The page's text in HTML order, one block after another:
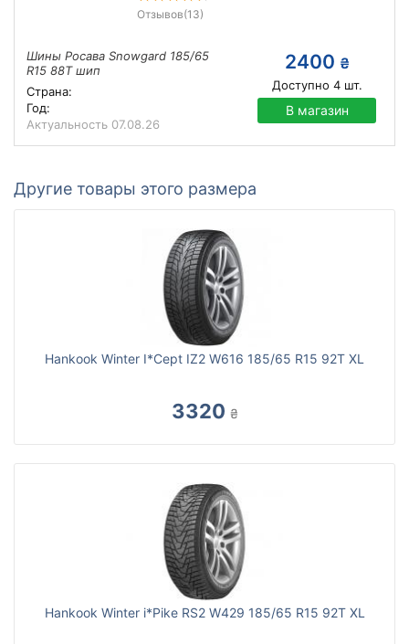
Отзывов(13)
Шины Росава Snowgard 185/65
R15 88T шип
Страна:
Год:
Актуальность 07.08.26
2400 ₴
Доступно 4шт.
В магазин
Другие товары этого размера
Hankook Winter I*Cept IZ2 W616 185/65 R15 92T XL
3320 ₴
Hankook Winter i*Pike RS2 W429 185/65 R15 92T XL